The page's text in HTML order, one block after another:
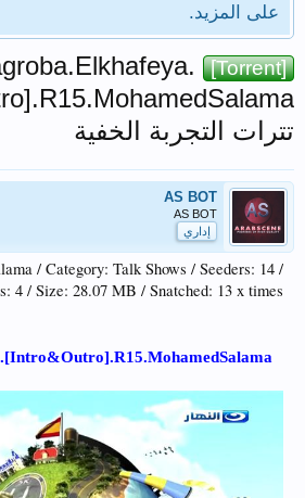
على المزيد.
[Torrent]
تترات التجربة الخفية
AS BOT
AS BOT
إداري
/ Category: Talk Shows / Seeders: 14 /
4 / Size: 28.07 MB / Snatched: 13 x times